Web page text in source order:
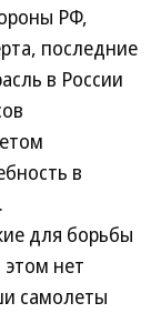
РФ,
последние
в России
в
для борьбы
нет
самолеты